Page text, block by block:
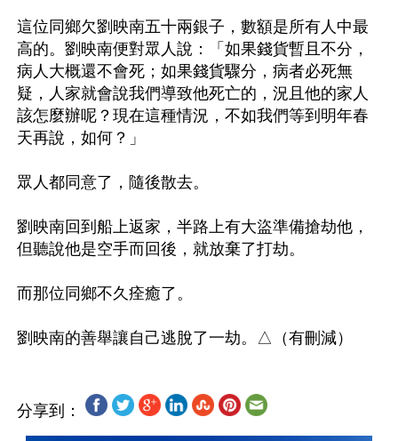
這位同鄉欠劉映南五十兩銀子，數額是所有人中最
高的。劉映南便對眾人說：「如果錢貨暫且不分，
病人大概還不會死；如果錢貨驟分，病者必死無
疑，人家就會說我們導致他死亡的，況且他的家人
該怎麼辦呢？現在這種情況，不如我們等到明年春
天再說，如何？」
眾人都同意了，隨後散去。
劉映南回到船上返家，半路上有大盜準備搶劫他，
但聽說他是空手而回後，就放棄了打劫。
而那位同鄉不久痊癒了。
分享到：